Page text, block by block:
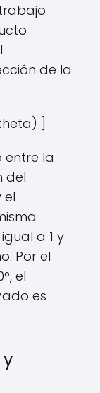
de la
]
entre la
del
el
a 1 y
Por el
el
es